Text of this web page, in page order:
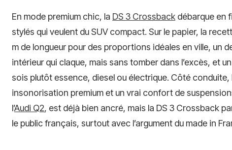
En mode premium chic, la DS 3 Crossback débarque en
stylés qui veulent du SUV compact. Sur le papier, la
m de longueur pour des proportions idéales en ville, un
intérieur qui claque, mais sans tomber dans l’excès, et
sois plutôt essence, diesel ou électrique. Côté conduite,
insonorisation premium et un vrai confort de
l’Audi Q2, est déjà bien ancré, mais la DS 3 Crossback
le public français, surtout avec l’argument du made in